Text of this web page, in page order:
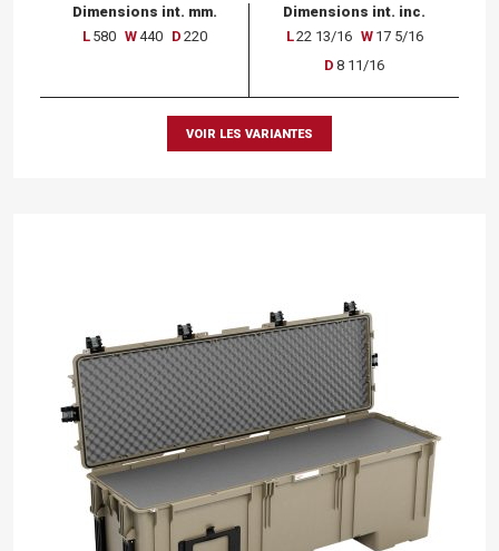
Dimensions int. mm.
L 580 W440 D 220
Dimensions int. inc.
L22 13/16 W 17 5/16
D 8 11/16
VOIR LES VARIANTES